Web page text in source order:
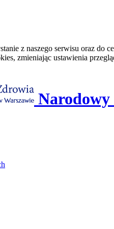
z naszego serwisu oraz do
zmieniając ustawienia